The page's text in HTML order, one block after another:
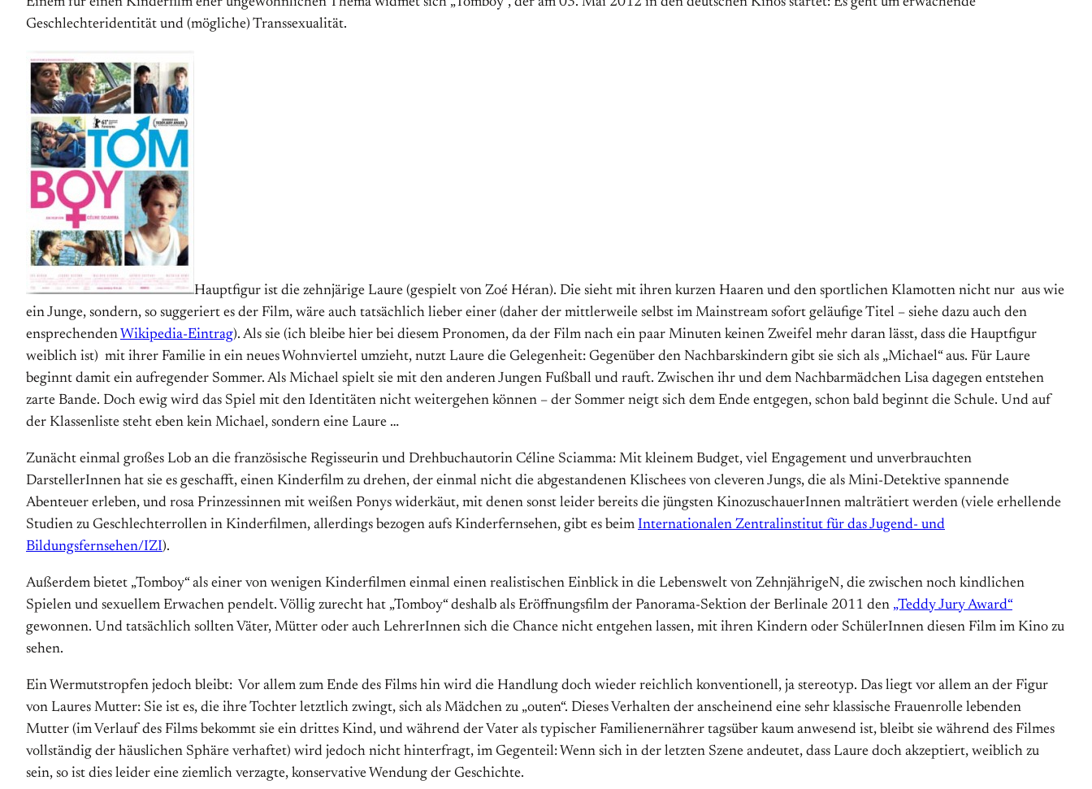
Geschlechteridentität und (mögliche) Transsexualität.
Hauptfigur ist die zehnjärige Laure (gespielt von Zoé Héran). Die sieht mit ihren kurzen Haaren und den sportlichen Klamotten nicht nur aus wie
ein Junge, sondern, so suggeriert es der Film, wäre auch tatsächlich lieber einer (daher der mittlerweile selbst im Mainstream sofort geläufige Titel – siehe dazu auch den
ensprechenden Wikipedia-Eintrag). Als sie (ich bleibe hier bei diesem Pronomen, da der Film nach ein paar Minuten keinen Zweifel mehr daran lässt, dass die Hauptfigur
weiblich ist) mit ihrer Familie in ein neues Wohnviertel umzieht, nutzt Laure die Gelegenheit: Gegenüber den Nachbarskindern gibt sie sich als „Michael“ aus. Für Laure
beginnt damit ein aufregender Sommer. Als Michael spielt sie mit den anderen Jungen Fußball und rauft. Zwischen ihr und dem Nachbarmädchen Lisa dagegen entstehen
zarte Bande. Doch ewig wird das Spiel mit den Identitäten nicht weitergehen können – der Sommer neigt sich dem Ende entgegen, schon bald beginnt die Schule. Und auf
der Klassenliste steht eben kein Michael, sondern eine Laure …
Zunächt einmal großes Lob an die französische Regisseurin und Drehbuchautorin Céline Sciamma: Mit kleinem Budget, viel Engagement und unverbrauchten
DarstellerInnen hat sie es geschafft, einen Kinderfilm zu drehen, der einmal nicht die abgestandenen Klischees von cleveren Jungs, die als Mini-Detektive spannende
Abenteuer erleben, und rosa Prinzessinnen mit weißen Ponys widerkäut, mit denen sonst leider bereits die jüngsten KinozuschauerInnen malträtiert werden (viele erhellende
Studien zu Geschlechterrollen in Kinderfilmen, allerdings bezogen aufs Kinderfernsehen, gibt es beim Internationalen Zentralinstitut für das Jugend- und
Bildungsfernsehen/IZI).
Außerdem bietet „Tomboy“ als einer von wenigen Kinderfilmen einmal einen realistischen Einblick in die Lebenswelt von ZehnjährigeN, die zwischen noch kindlichen
Spielen und sexuellem Erwachen pendelt. Völlig zurecht hat „Tomboy“ deshalb als Eröffnungsfilm der Panorama-Sektion der Berlinale 2011 den „Teddy Jury Award“
gewonnen. Und tatsächlich sollten Väter, Mütter oder auch LehrerInnen sich die Chance nicht entgehen lassen, mit ihren Kindern oder SchülerInnen diesen Film im Kino zu
sehen.
Ein Wermutstropfen jedoch bleibt: Vor allem zum Ende des Films hin wird die Handlung doch wieder reichlich konventionell, ja stereotyp. Das liegt vor allem an der Figur
von Laures Mutter: Sie ist es, die ihre Tochter letztlich zwingt, sich als Mädchen zu „outen“. Dieses Verhalten der anscheinend eine sehr klassische Frauenrolle lebenden
Mutter (im Verlauf des Films bekommt sie ein drittes Kind, und während der Vater als typischer Familienernährer tagsüber kaum anwesend ist, bleibt sie während des Filmes
vollständig der häuslichen Sphäre verhaftet) wird jedoch nicht hinterfragt, im Gegenteil: Wenn sich in der letzten Szene andeutet, dass Laure doch akzeptiert, weiblich zu
sein, so ist dies leider eine ziemlich verzagte, konservative Wendung der Geschichte.